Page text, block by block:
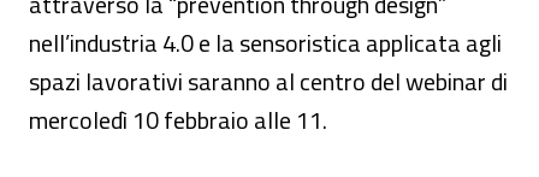
nell’industria 4.0 e la sensoristica applicata agli
spazi lavorativi saranno al centro del webinar di
mercoledì 10 febbraio alle 11.